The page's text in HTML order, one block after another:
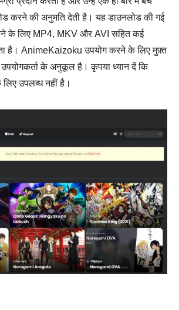
करने की अनुमति देती है। यह डाउनलोड की गई
के लिए MP4, MKV और AVI सहित कई
है। AnimeKaizoku उपयोग करने के लिए मुफ़्त
के अनुकूल है। कृपया ध्यान दें कि
लिए उपलब्ध नहीं है।